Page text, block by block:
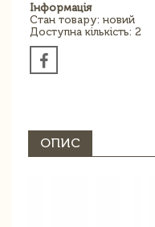
Інформація
Стан товару: новий
Доступна кількість: 2
ОПИС